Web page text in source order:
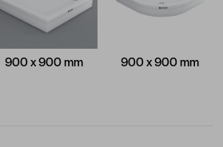
900 x 900 mm 900 x 900 mm